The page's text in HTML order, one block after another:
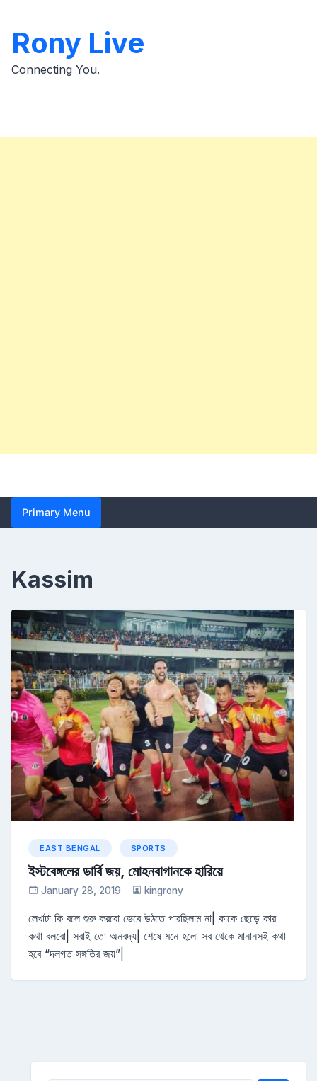
content
Rony Live
Connecting You.
Primary Menu
Kassim
EAST BENGAL SPORTS
ইস্টবেঙ্গলের ডার্বি জয়, মোহনবাগানকে হারিয়ে
January 28, 2019 kingrony
লেখাটা কি বলে শুরু করবো ভেবে উঠতে পারছিলাম না| কাকে ছেড়ে কার
কথা বলবো| সবাই তো অনবদ্য| শেষে মনে হলো সব থেকে মানানসই কথা
হবে “দলগত সঙ্গতির জয়”|